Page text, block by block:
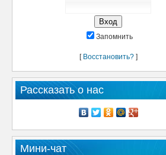
Запомнить
[ Восстановить?]
Рассказать о нас
Мини-чат